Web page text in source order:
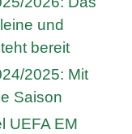
und
bereit
2025: Mit
Saison
UEFA EM